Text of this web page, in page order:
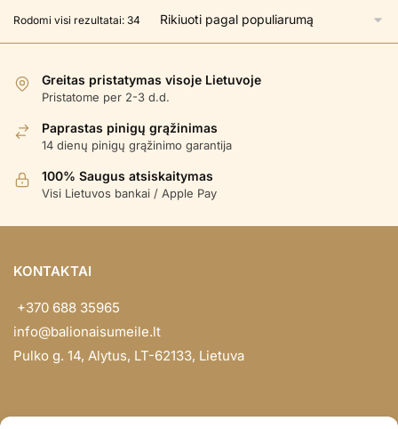
Rodomi visi rezultatai: 34 Rūšiuojama
Greitas pristatymas visoje Lietuvoje
Pristatome per 2-3 d.d.
Paprastas pinigų grąžinimas
14 dienų pinigų grąžinimo garantija
100% Saugus atsiskaitymas
Visi Lietuvos bankai / Apple Pay
KONTAKTAI
+370 688 35965
info@balionaisumeile.lt
Pulko g. 14, Alytus, LT-62133, Lietuva